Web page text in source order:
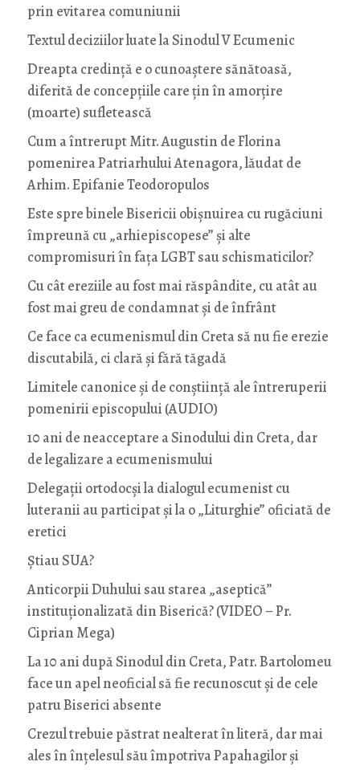
prin evitarea comuniunii
Textul deciziilor luate la Sinodul V Ecumenic
Dreapta credință e o cunoaștere sănătoasă,
diferită de concepțiile care țin în amorțire
(moarte) sufletească
Cum a întrerupt Mitr. Augustin de Florina
pomenirea Patriarhului Atenagora, lăudat de
Arhim. Epifanie Teodoropulos
Este spre binele Bisericii obișnuirea cu rugăciuni
împreună cu „arhiepiscopese” și alte
compromisuri în fața LGBT sau schismaticilor?
Cu cât ereziile au fost mai răspândite, cu atât au
fost mai greu de condamnat și de înfrânt
Ce face ca ecumenismul din Creta să nu fie erezie
discutabilă, ci clară și fără tăgadă
Limitele canonice și de conștiință ale întreruperii
pomenirii episcopului (AUDIO)
10 ani de neacceptare a Sinodului din Creta, dar
de legalizare a ecumenismului
Delegații ortodocși la dialogul ecumenist cu
luteranii au participat și la o „Liturghie” oficiată de
eretici
Știau SUA?
Anticorpii Duhului sau starea „aseptică”
instituționalizată din Biserică? (VIDEO – Pr.
Ciprian Mega)
La 10 ani după Sinodul din Creta, Patr. Bartolomeu
face un apel neoficial să fie recunoscut și de cele
patru Biserici absente
Crezul trebuie păstrat nealterat în literă, dar mai
ales în înțelesul său împotriva Papahagilor și